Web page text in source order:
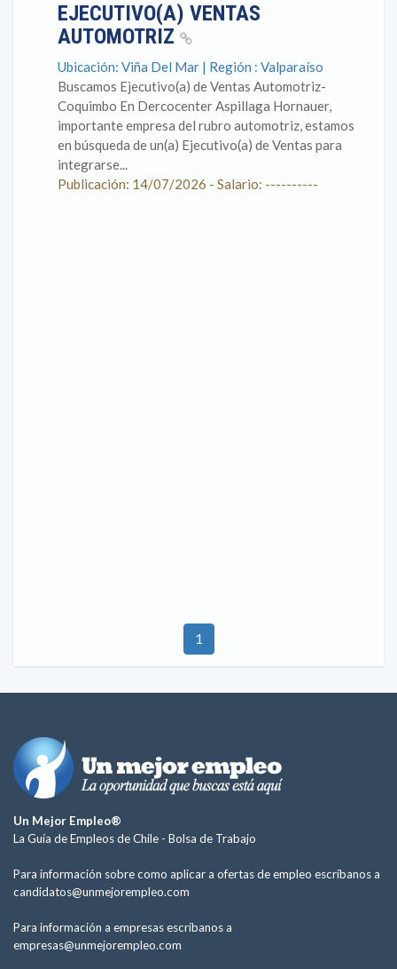
EJECUTIVO(A) VENTAS
AUTOMOTRIZ
Ubicación: Viña Del Mar | Región : Valparaíso
Buscamos Ejecutivo(a) de Ventas Automotriz-
Coquimbo En Dercocenter Aspillaga Hornauer,
importante empresa del rubro automotriz, estamos
en búsqueda de un(a) Ejecutivo(a) de Ventas para
integrarse...
Publicación: 14/07/2026 - Salario: ----------
1
Un Mejor Empleo®
La Guía de Empleos de Chile - Bolsa de Trabajo
Para información sobre como aplicar a ofertas de empleo escríbanos a
candidatos@unmejorempleo.com
Para información a empresas escríbanos a
empresas@unmejorempleo.com